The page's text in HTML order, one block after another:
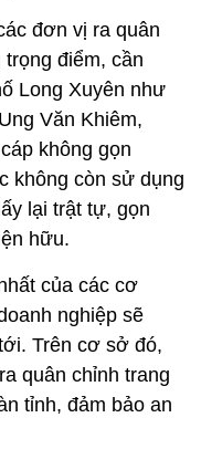
đơn vị ra quân
điểm, cần
Long Xuyên như
Văn Khiêm,
không gọn
không còn sử dụng
lại trật tự, gọn
hữu.
của các cơ
nghiệp sẽ
Trên cơ sở đó,
quân chỉnh trang
tỉnh, đảm bảo an